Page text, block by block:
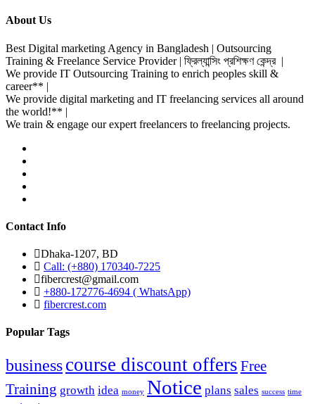
About Us
Best Digital marketing Agency in Bangladesh | Outsourcing
Training & Freelance Service Provider | ফ্রিল্যান্সিং প্রশিক্ষণ কেন্দ্র |
We provide IT Outsourcing Training to enrich peoples skill &
career** |
We provide digital marketing and IT freelancing services all around
the world!** |
We train & engage our expert freelancers to freelancing projects.
Contact Info
Dhaka-1207, BD
Call: (+880) 170340-7225
fibercrest@gmail.com
+880-172776-4694 ( WhatsApp)
fibercrest.com
Popular Tags
businesscourse discount offers Free
Training growth idea money Notice plans sales success time